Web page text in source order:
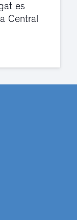
es
Central